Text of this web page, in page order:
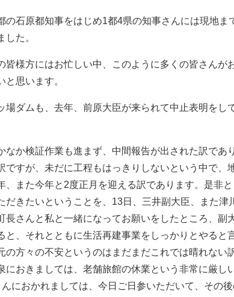
石原都知事をはじめ1都4県の知事さんには現地ま
した。
様方にはお忙しい中、このように多くの皆さんが
と思います。
ダムも、去年、前原大臣が来られて中止表明をし
か検証作業も進まず、中間報告が出された訳であ
ですが、未だに工程もはっきりしないという中で、
、また今年と2度正月を迎える訳であります。是非
だきたいということを、13日、三井副大臣、また津
長さんと私と一緒になってお願いをしたところ、副
と、それとともに生活再建事業をしっかりとやると
の方々の不安というのはまだまだこれでは晴れない
におきましては、老舗旅館の休業という非常に厳し
におかれましては、今日ご日参いただいて、その